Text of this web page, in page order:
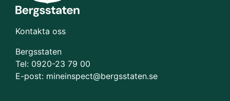
Kontakta oss
Bergsstaten
Tel: 0920-23 79 00
E-post: mineinspect@bergsstaten.se